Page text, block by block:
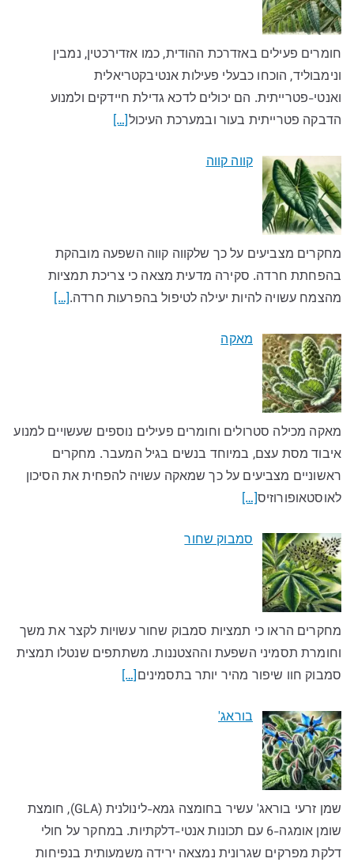
חומרים פעילים באזדרכת ההודית, כמו אזדירכטין, נמבין
ונימבוליד, הוכחו כבעלי פעילות אנטיבקטריאלית
ואנטי-פטרייתית. הם יכולים לדכא גדילת חיידקים ולמנוע
הדבקה פטרייתית בעור ובמערכת העיכול[…]
קווה קווה
מחקרים מצביעים על כך שלקווה קווה השפעה מובהקת
בהפחתת חרדה. סקירה מדעית מצאה כי צריכת תמציות
מהצמח עשויה להיות יעילה לטיפול בהפרעות חרדה.[…]
מאקה
מאקה מכילה סטרולים וחומרים פעילים נוספים שעשויים למנוע
איבוד מסת עצם, במיוחד בנשים בגיל המעבר. מחקרים
ראשוניים מצביעים על כך שמאקה עשויה להפחית את הסיכון
לאוסטאופורוזיס[…]
סמבוק שחור
מחקרים הראו כי תמציות סמבוק שחור עשויות לקצר את משך
וחומרת תסמיני השפעת וההצטננות. משתתפים שנטלו תמצית
סמבוק חוו שיפור מהיר יותר בתסמינים[…]
בוראג'
שמן זרעי בוראג' עשיר בחומצה גמא-לינולנית (GLA), חומצת
שומן אומגה-6 עם תכונות אנטי-דלקתיות. במחקר על חולי
דלקת מפרקים שגרונית נמצאה ירידה משמעותית בנפיחות